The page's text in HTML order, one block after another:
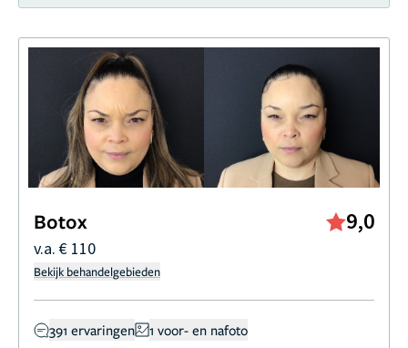
Botox 9,0
v.a. € 110
Bekijk behandelgebieden
391 ervaringen 1 voor- en nafoto